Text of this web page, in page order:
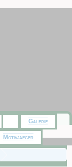
Galerie
Motivjaeger